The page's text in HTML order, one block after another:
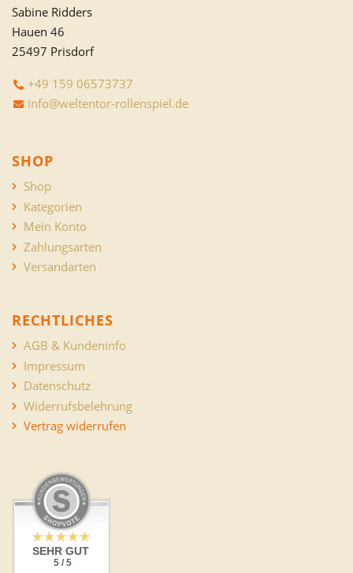
Sabine Ridders
Hauen 46
25497 Prisdorf
+49 159 06573737
info@weltentor-rollenspiel.de
SHOP
Shop
Kategorien
Mein Konto
Zahlungsarten
Versandarten
RECHTLICHES
AGB & Kundeninfo
Impressum
Datenschutz
Widerrufsbelehrung
Vertrag widerrufen
SEHR GUT
5 / 5